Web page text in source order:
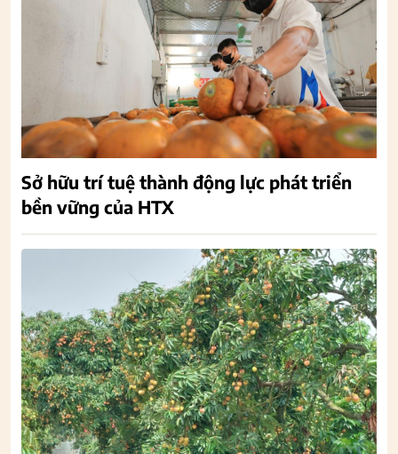
Sở hữu trí tuệ thành động lực phát triển
bền vững của HTX